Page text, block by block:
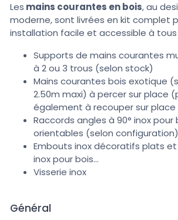
Les mains courantes en bois, au
moderne, sont livrées en kit complet
installation facile et accessible à tous
Supports de mains courantes
à 2 ou 3 trous (selon stock)
Mains courantes bois exotique
2.50m maxi) à percer sur place
également à recouper sur place
Raccords angles à 90° inox pour
orientables (selon configuration)
Embouts inox décoratifs plats
inox pour bois...
Visserie inox
Général